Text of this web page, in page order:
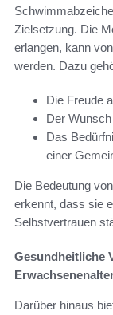
Zielsetzung. Die
erlangen, kann
werden. Dazu
Die Freude
Der
Das
einer
Die Bedeutung
erkennt, dass sie
Selbstvertrauen
Gesundheitliche
Darüber hinaus